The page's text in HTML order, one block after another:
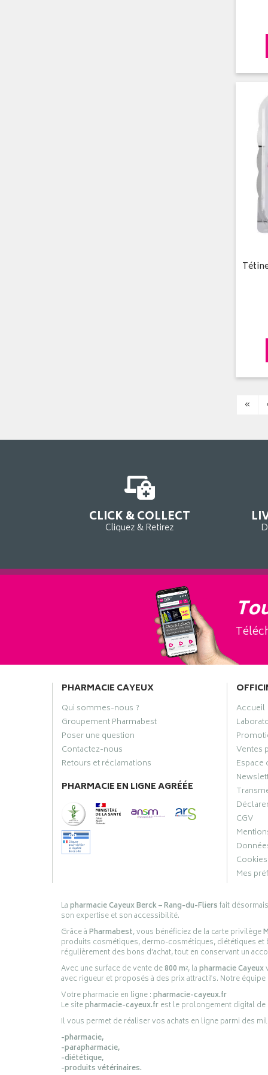
«
CLICK & COLLECT
Cliquez & Retirez
PHARMACIE CAYEUX
Qui sommes-nous ?
Groupement Pharmabest
Poser une question
Contactez-nous
Retours et réclamations
PHARMACIE EN LIGNE AGRÉÉE
Accueil
Ventes
Espace
CGV
Cookies
Mes
Lapharmacie Cayeux Berck – Rang-du-Fliersfait
son expertise et son accessibilité.
Grâce àPharmabest, vous bénéficiez de la carte privilège
produits cosmétiques, dermo-cosmétiques, diététiques
régulièrement des bons d’achat, tout en conservant un
Avec une surface de vente de800 m², lapharmacie Cayeux
avec rigueur et proposés à des prix attractifs. Notre
Votre pharmacie en ligne :pharmacie-cayeux.fr
Le sitepharmacie-cayeux.frest le prolongement digital de
Il vous permet de réaliser vos achats en ligne parmi des
-pharmacie,
-parapharmacie,
-diététique,
-produits vétérinaires.